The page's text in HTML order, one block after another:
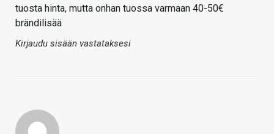
tuosta hinta, mutta onhan tuossa varmaan 40-50€
brändilisää
Kirjaudu sisään vastataksesi